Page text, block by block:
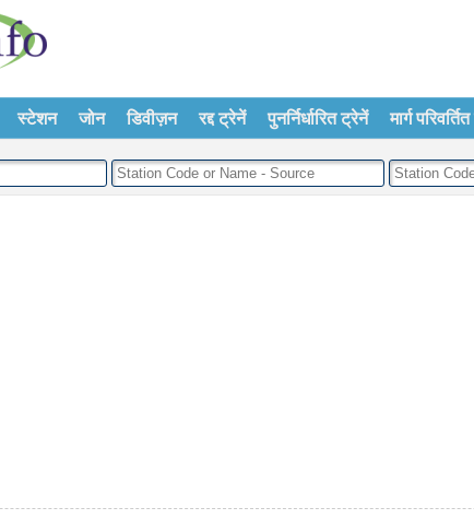
स्टेशन जोन डिवीज़न रद्द ट्रेनें पुनर्निर्धारित ट्रेनें मार्ग